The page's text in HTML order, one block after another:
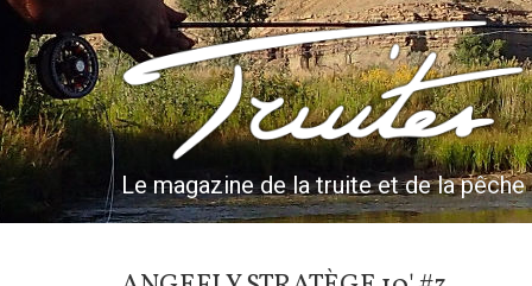
Aller
contenu
principal
Truites & Cie
Le magazine de la truite et de la pêche